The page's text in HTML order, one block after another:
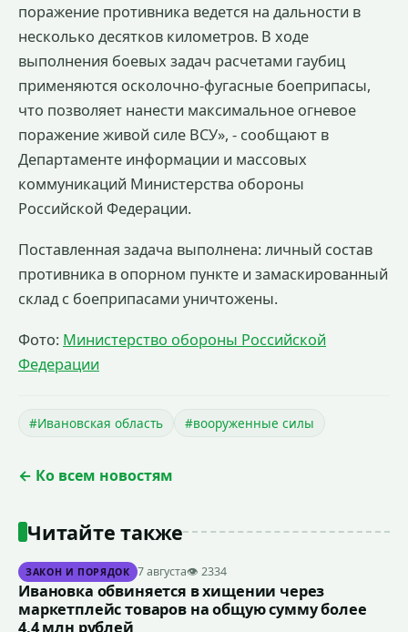
поражение противника ведется на дальности в
несколько десятков километров. В ходе
выполнения боевых задач расчетами гаубиц
применяются осколочно-фугасные боеприпасы,
что позволяет нанести максимальное огневое
поражение живой силе ВСУ», - сообщают в
Департаменте информации и массовых
коммуникаций Министерства обороны
Российской Федерации.
Поставленная задача выполнена: личный состав
противника в опорном пункте и замаскированный
склад с боеприпасами уничтожены.
Фото: Министерство обороны Российской
Федерации
#Ивановская область #вооруженные силы
← Ко всем новостям
Читайте также
ЗАКОН И ПОРЯДОК 7 августа👁 2334
Ивановка обвиняется в хищении через
маркетплейс товаров на общую сумму более
4,4 млн рублей